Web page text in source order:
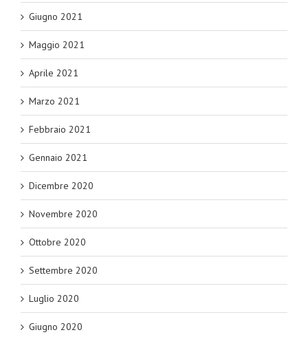
Giugno 2021
Maggio 2021
Aprile 2021
Marzo 2021
Febbraio 2021
Gennaio 2021
Dicembre 2020
Novembre 2020
Ottobre 2020
Settembre 2020
Luglio 2020
Giugno 2020